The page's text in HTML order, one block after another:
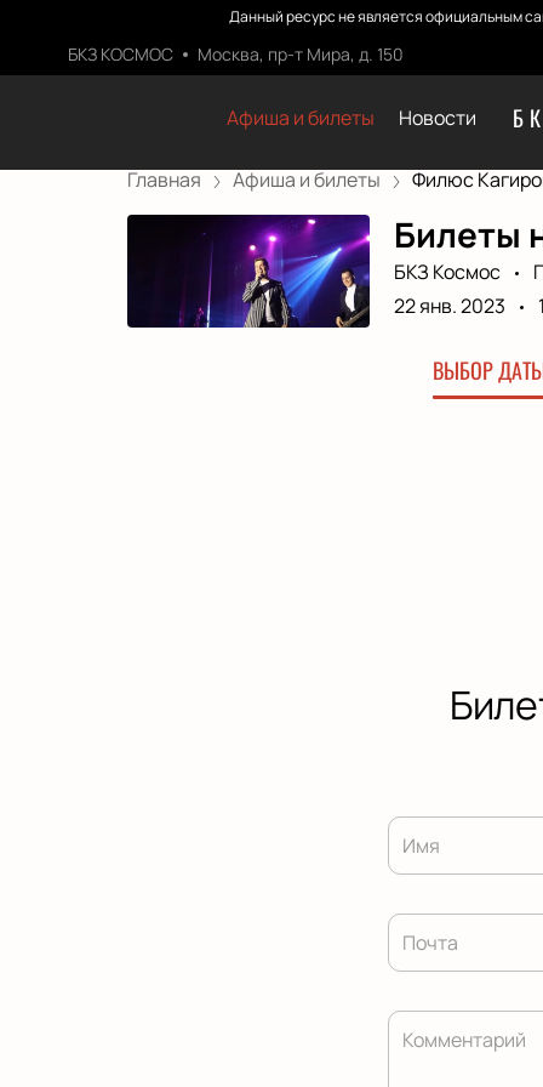
Данный ресурс не является официальным
БКЗ КОСМОС Москва, пр-т Мира, д. 150
Афиша и билеты Новости
Главная Афиша и билеты Филюс
Билеты
БКЗ Космос
22 янв. 2023
ВЫБОР
Имя
Почта
Комментарий